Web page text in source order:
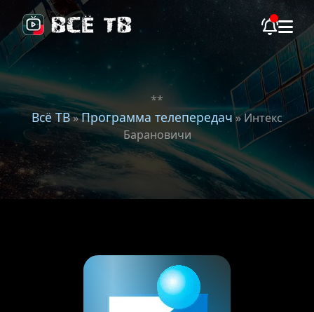
**
Всё ТВ»Программа телепередач» Интекс
Барановичи